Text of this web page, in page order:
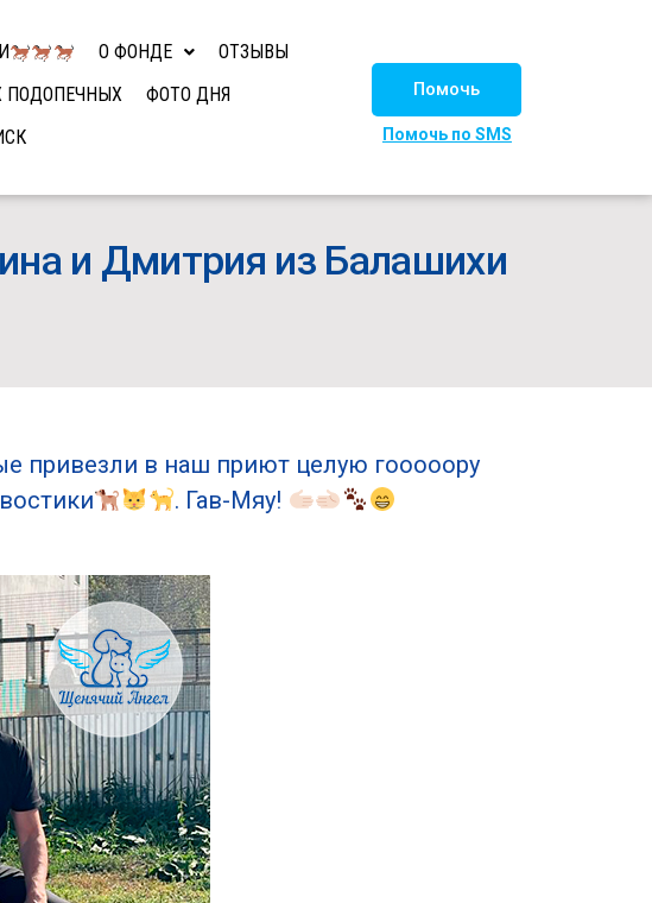
О ФОНДЕ
ОТЗЫВЫ
ФОТО ДНЯ
Помочь
Помочь по SMS
и Дмитрия из Балашихи
привезли в наш приют целую гооооору
. Гав-Мяу!